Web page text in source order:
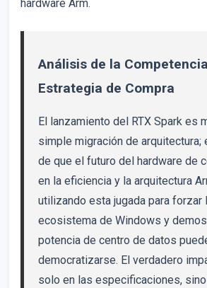
hardware Arm.
Análisis de la
Estrategia de Compra
El lanzamiento del RTX Spark es
simple migración de arquitectura;
de que el futuro del hardware de
en la eficiencia y la arquitectura
utilizando esta jugada para forzar
ecosistema de Windows y
potencia de centro de datos
democratizarse. El verdadero
solo en las especificaciones,